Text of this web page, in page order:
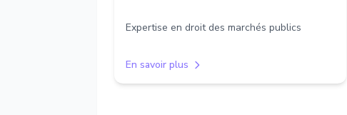
Expertise en droit des marchés publics
En savoir plus